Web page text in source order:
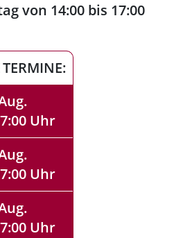
von 14:00 bis 17:00
Uhr
Uhr
Uhr